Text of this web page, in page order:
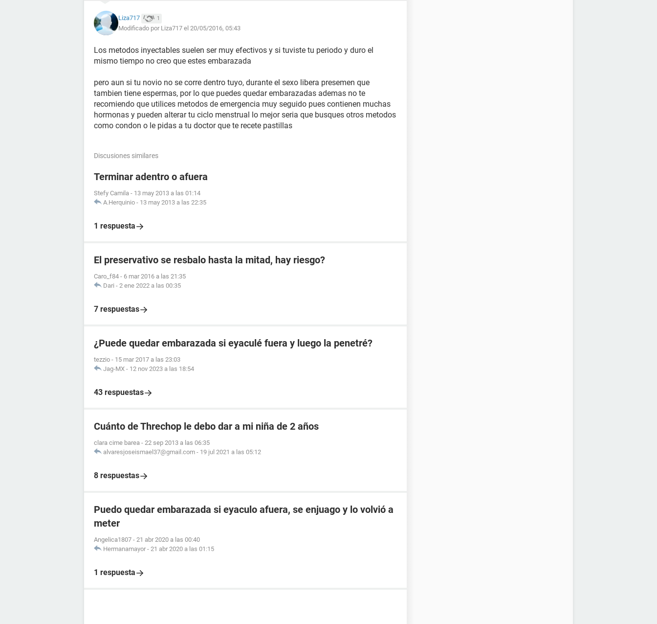
Liza717 1
Modificado por Liza717 el 20/05/2016, 05:43
Los metodos inyectables suelen ser muy efectivos y si tuviste tu periodo y duro el
mismo tiempo no creo que estes embarazada
pero aun si tu novio no se corre dentro tuyo, durante el sexo libera presemen que
tambien tiene espermas, por lo que puedes quedar embarazadas ademas no te
recomiendo que utilices metodos de emergencia muy seguido pues contienen muchas
hormonas y pueden alterar tu ciclo menstrual lo mejor seria que busques otros metodos
como condon o le pidas a tu doctor que te recete pastillas
Discusiones similares
Terminar adentro o afuera
Stefy Camila - 13 may 2013 a las 01:14
A.Herquinio - 13 may 2013 a las 22:35
1 respuesta
El preservativo se resbalo hasta la mitad, hay riesgo?
Caro_f84 - 6 mar 2016 a las 21:35
Dari - 2 ene 2022 a las 00:35
7 respuestas
¿Puede quedar embarazada si eyaculé fuera y luego la penetré?
tezzio - 15 mar 2017 a las 23:03
Jag-MX - 12 nov 2023 a las 18:54
43 respuestas
Cuánto de Threchop le debo dar a mi niña de 2 años
clara cime barea - 22 sep 2013 a las 06:35
alvaresjoseismael37@gmail.com - 19 jul 2021 a las 05:12
8 respuestas
Puedo quedar embarazada si eyaculo afuera, se enjuago y lo volvió a
meter
Angelica1807 - 21 abr 2020 a las 00:40
Hermanamayor - 21 abr 2020 a las 01:15
1 respuesta